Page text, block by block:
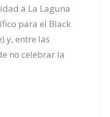
a La Laguna
para el Black
y, entre las
no celebrar la